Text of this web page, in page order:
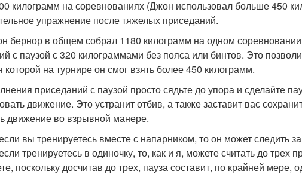
килограмм на соревнованиях (Джон использовал больше 450
упражнение после тяжелых приседаний.
бернор в общем собрал 1180 килограмм на одном
с паузой с 320 килограммами без пояса или бинтов. Это
которой на турнире он смог взять более 450 килограмм.
приседаний с паузой просто сядьте до упора и сделайте
движение. Это устранит отбив, а также заставит вас
движение во взрывной манере.
вы тренируетесь вместе с напарником, то он может следить
тренируетесь в одиночку, то, как и я, можете считать до трех
поскольку досчитав до трех, пауза составит, по крайней мере,